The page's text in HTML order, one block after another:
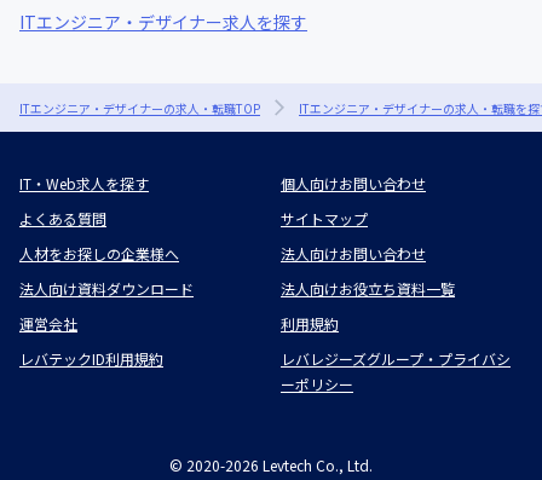
ITエンジニア・デザイナー求人を探す
ITエンジニア・デザイナーの求人・転職TOP ITエンジニア・デザイナーの求人・転職を
IT・Web求人を探す
個人向けお問い合わせ
よくある質問
サイトマップ
人材をお探しの企業様へ
法人向けお問い合わせ
法人向け資料ダウンロード
法人向けお役立ち資料一覧
運営会社
利用規約
レバテックID利用規約
レバレジーズグループ・プライバシ
ーポリシー
© 2020-2026 Levtech Co., Ltd.